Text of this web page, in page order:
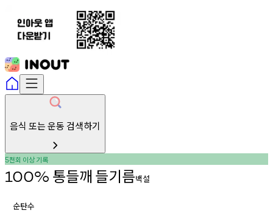
음식 또는 운동 검색하기
5천회 이상기록
100% 통들깨 들기름백설
순탄수